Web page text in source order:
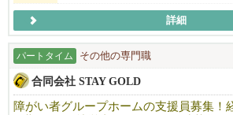
詳細
パートタイム その他の専門職
合同会社 STAY GOLD
障がい者グループホームの支援員募集！